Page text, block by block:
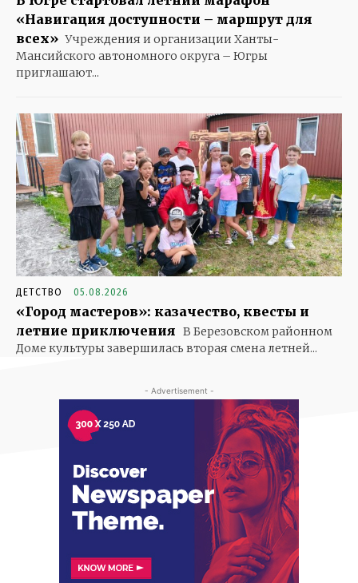
«Навигация доступности – маршрут для
всех» Учреждения и организации Ханты-
Мансийского автономного округа – Югры
приглашают...
ДЕТСТВО 05.08.2026
«Город мастеров»: казачество, квесты и
летние приключения В Березовском районном
Доме культуры завершилась вторая смена летней...
- Advertisement -